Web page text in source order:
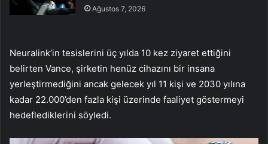
Ağustos 7, 2026
Neuralink’in tesislerini üç yılda 10 kez ziyaret ettiğini
belirten Vance, şirketin henüz cihazını bir insana
yerleştirmediğini ancak gelecek yıl 11 kişi ve 2030 yılına
kadar 22.000’den fazla kişi üzerinde faaliyet göstermeyi
hedeflediklerini söyledi.